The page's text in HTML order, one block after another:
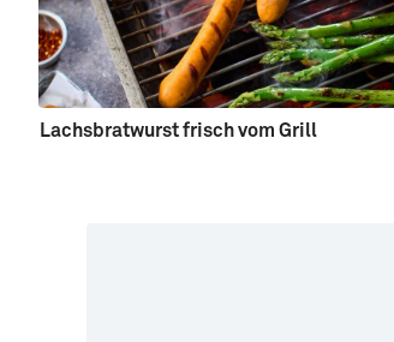
Lachsbratwurst frisch vom Grill